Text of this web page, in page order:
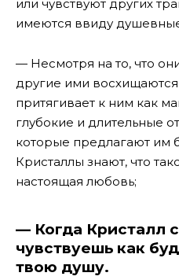
или чувствуют других
имеются ввиду
— Несмотря на то, что
другие ими восхищаются
притягивает к ним как
глубокие и длительные
которые предлагают им
Кристаллы знают, что
настоящая любовь;
— Когда Кристалл
чувствуешь как
твою душу.